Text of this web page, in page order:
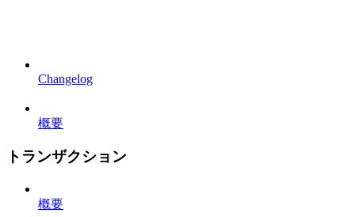
Changelog
概要
トランザクション
概要